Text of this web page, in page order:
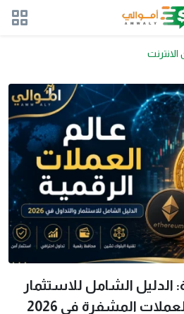
الدليل الشامل للاستثمار
المشفرة في 2026